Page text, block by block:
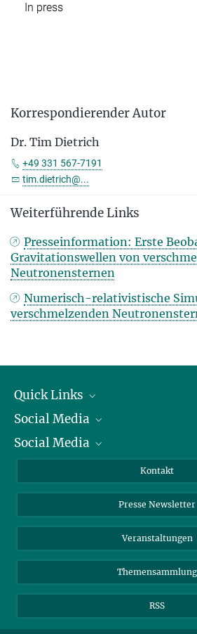
In press
Korrespondierender Autor
Dr. Tim Dietrich
+49 331 567-7191
tim.dietrich@...
Weiterführende Links
Presseinformation: Erste
Gravitationswellen von
Neutronensternen
Numerisch-relativistische
verschmelzenden
Quick Links
Präsident
Zahlen und Fakten
Meldestelle Fehlverhalten
Social Media
Bluesky
TikTok
Social Media
Instagram
YouTube
Kontakt
Presse Newsletter
Veranstaltungen
Themensammlung
RSS